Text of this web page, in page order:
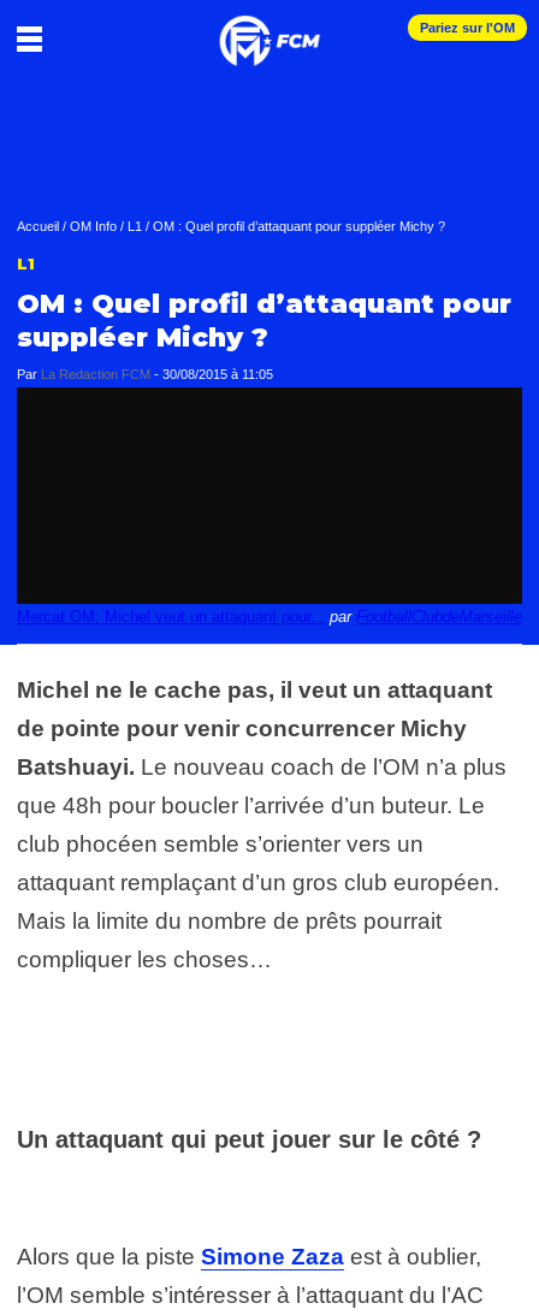
Pariez sur l'OM
Accueil / OM Info / L1 / OM : Quel profil d’attaquant pour suppléer Michy ?
L1
OM : Quel profil d’attaquant pour
suppléer Michy ?
Par La Redaction FCM - 30/08/2015 à 11:05
Mercat OM: Michel veut un attaquant pour... par FootballClubdeMarseille
Michel ne le cache pas, il veut un attaquant
de pointe pour venir concurrencer Michy
Batshuayi. Le nouveau coach de l’OM n’a plus
que 48h pour boucler l’arrivée d’un buteur. Le
club phocéen semble s’orienter vers un
attaquant remplaçant d’un gros club européen.
Mais la limite du nombre de prêts pourrait
compliquer les choses…
Un attaquant qui peut jouer sur le côté ?
Alors que la piste Simone Zaza est à oublier,
l’OM semble s’intéresser à l’attaquant du l’AC